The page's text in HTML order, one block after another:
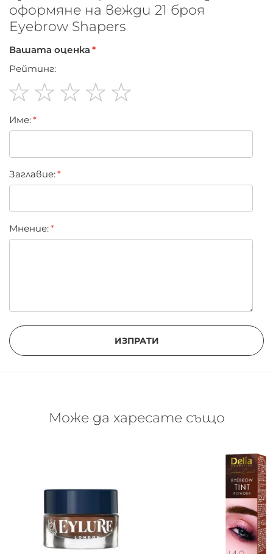
оформяне на вежди 21 броя
Eyebrow Shapers
Вашата оценка
Рейтинг:
star
stars
stars
stars
stars
Име:
Заглавиe:
Мнение:
ИЗПРАТИ
Може да харесате също